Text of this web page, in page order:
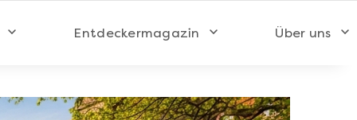
Entdeckermagazin Über uns